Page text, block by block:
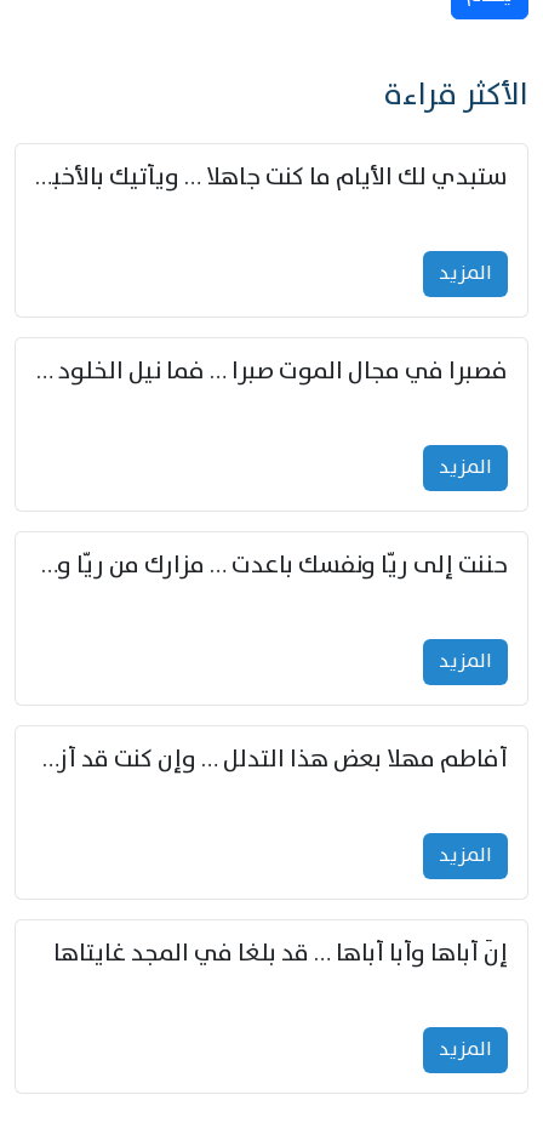
الأكثر قراءة
ستبدي لك الأيام ما كنت جاهلا … ويأتيك بالأخبار من لم تزوّد
المزید
فصبرا في مجال الموت صبرا … فما نيل الخلود بمستطاع
المزید
حننت إلى ريّا ونفسك باعدت … مزارك من ريّا وشعباكما معا
المزید
أفاطم مهلا بعض هذا التدلل … وإن كنت قد أزمعت صرمي فأجملي
المزید
إنّ أباها وأبا أباها … قد بلغا في المجد غايتاها
المزید